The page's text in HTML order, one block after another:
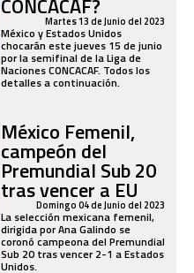
Martes 13 de Junio del 2023
México y Estados Unidos
chocarán este jueves 15 de junio
por la semifinal de la Liga de
Naciones CONCACAF. Todos los
detalles a continuación.
México Femenil,
campeón del
Premundial Sub 20
tras vencer a EU
Domingo 04 de Junio del 2023
La selección mexicana femenil,
dirigida por Ana Galindo se
coronó campeona del Premundial
Sub 20 tras vencer 2-1 a Estados
Unidos.